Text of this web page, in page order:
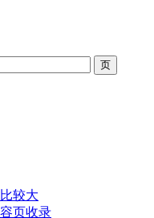
较大
页收录